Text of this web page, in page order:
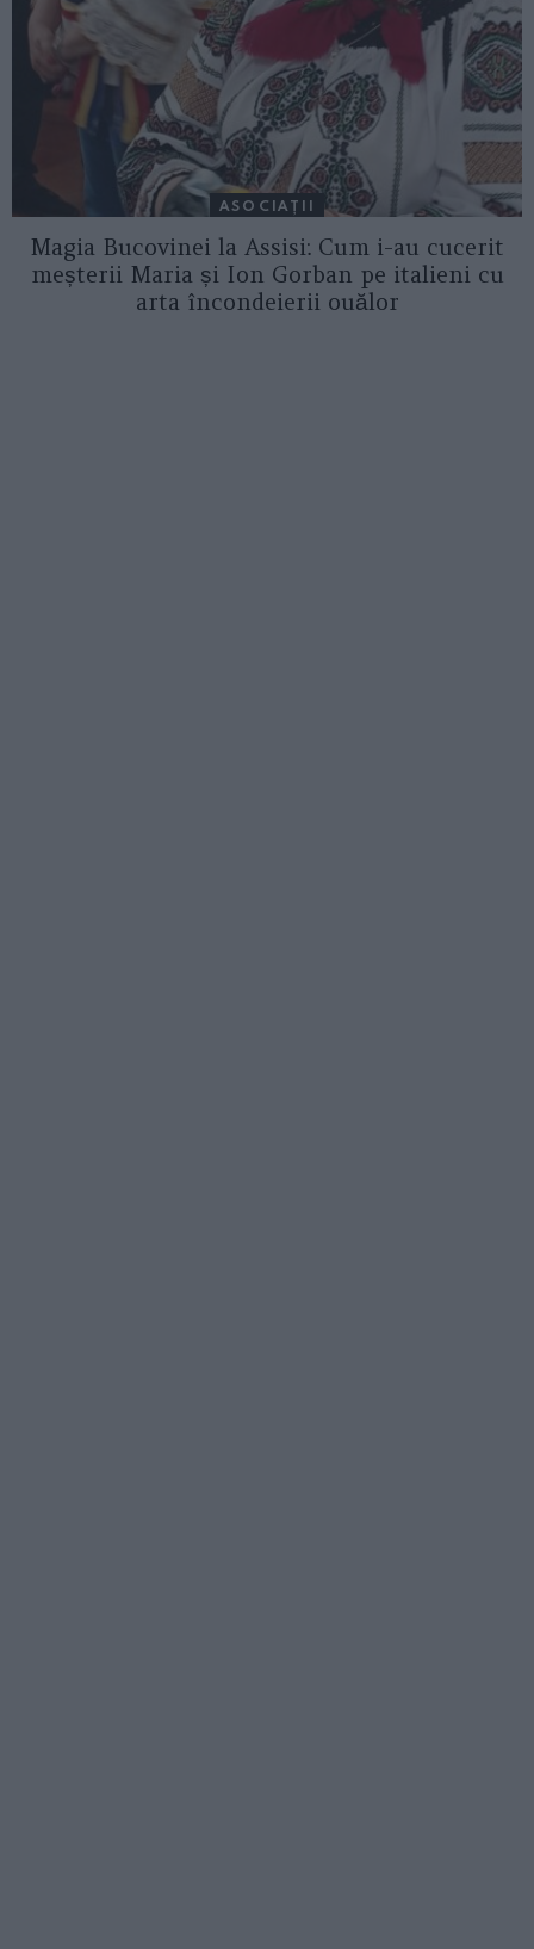
ASOCIAŢII
Magia Bucovinei la Assisi: Cum i-au cucerit
meșterii Maria și Ion Gorban pe italieni cu
arta încondeierii ouălor